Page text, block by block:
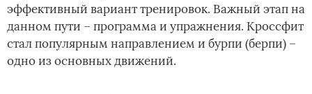
эффективный вариант тренировок. Важный этап на
данном пути – программа и упражнения. Кроссфит
стал популярным направлением и бурпи (берпи) –
одно из основных движений.